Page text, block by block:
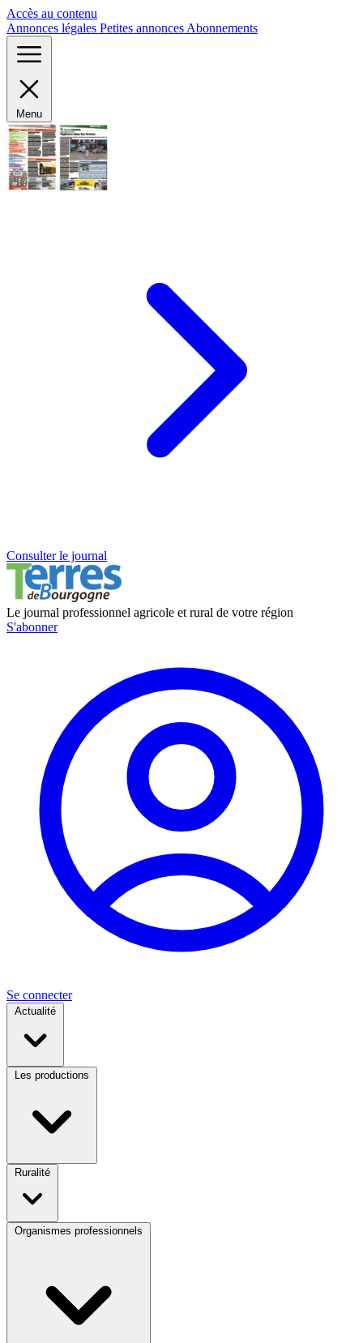
Accès au contenu
Annonces légales Petites annonces Abonnements
Menu
Consulter le journal
Le journal professionnel agricole et rural de votre région
S'abonner
Se connecter
Actualité
Les productions
Ruralité
Organismes professionnels
Panneau de gestion des cookies